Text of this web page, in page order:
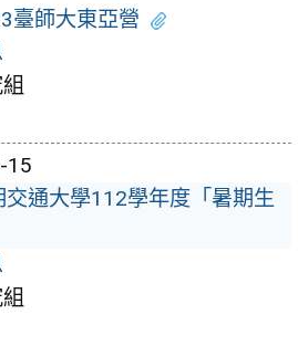
臺師大東亞營
15
交通大學112學年度「暑期生